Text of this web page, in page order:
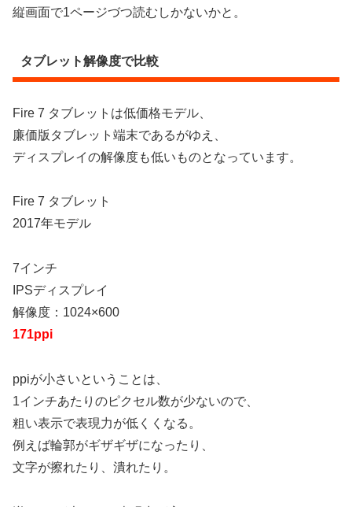
縦画面で1ページづつ読むしかないかと。
タブレット解像度で比較
Fire 7 タブレットは低価格モデル、
廉価版タブレット端末であるがゆえ、
ディスプレイの解像度も低いものとなっています。
Fire 7 タブレット
2017年モデル
7インチ
IPSディスプレイ
解像度：1024×600
171ppi
ppiが小さいということは、
1インチあたりのピクセル数が少ないので、
粗い表示で表現力が低くくなる。
例えば輪郭がギザギザになったり、
文字が擦れたり、潰れたり。